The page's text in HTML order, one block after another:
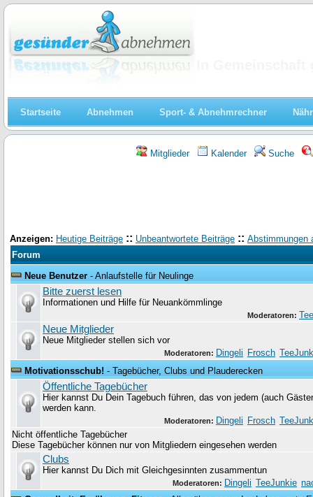
Startseite Abnehmen Sport- & Abnehmrechner
Mitglieder Kalender Suche
Anzeigen: Heutige Beiträge :: Unbeantwortete Beiträge :: Abstimmungen
Forum
Neue Benutzer - Anlaufstelle für Neulinge
Bitte zuerst lesen
Informationen und Hilfe für Neuankömmlinge
Moderatoren:
Neue Mitglieder
Neue Mitglieder stellen sich vor
Moderatoren: Dingeli Frosch
Motivationsschub! - Tagebücher, Clubs und Plauderecken
Öffentliche Tagebücher
Hier kannst Du Dein Tagebuch führen, das von jedem (auch
werden kann.
Moderatoren: Dingeli Frosch
Nicht öffentliche Tagebücher
Diese Tagebücher können nur von Mitgliedern eingesehen werden
Clubs
Hier kannst Du Dich mit Gleichgesinnten zusammentun
Moderatoren: Dingeli TeeJunkie